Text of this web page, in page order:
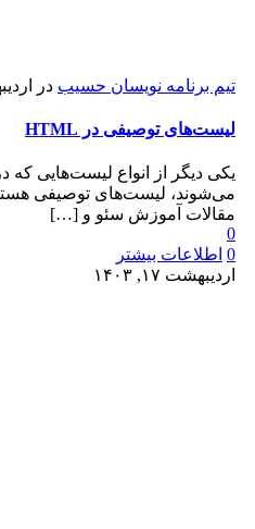
تیم برنامه نویسان حسیب در
لیست‌های توصیفی در HTML
می‌شوند، لیست‌های توصیفی
مقالات آموزش سئو و […]
0
0 اطلاعات بیشتر
اردیبهشت ۱۷, ۱۴۰۳